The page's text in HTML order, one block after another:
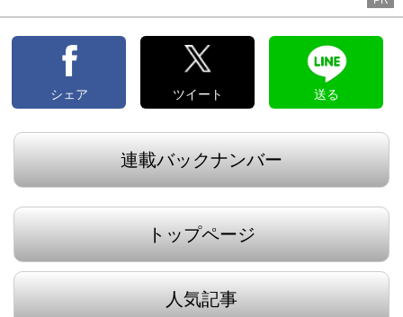
シェア ツイート 送る
連載バックナンバー
トップページ
人気記事